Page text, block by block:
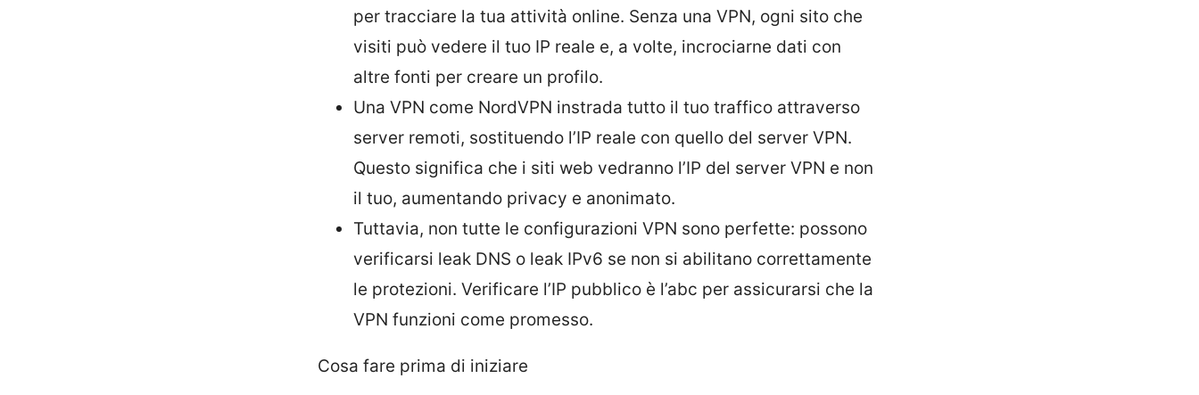
per tracciare la tua attività online. Senza una VPN, ogni sito che
visiti può vedere il tuo IP reale e, a volte, incrociarne dati con
altre fonti per creare un profilo.
Una VPN come NordVPN instrada tutto il tuo traffico attraverso
server remoti, sostituendo l’IP reale con quello del server VPN.
Questo significa che i siti web vedranno l’IP del server VPN e non
il tuo, aumentando privacy e anonimato.
Tuttavia, non tutte le configurazioni VPN sono perfette: possono
verificarsi leak DNS o leak IPv6 se non si abilitano correttamente
le protezioni. Verificare l’IP pubblico è l’abc per assicurarsi che la
VPN funzioni come promesso.
Cosa fare prima di iniziare